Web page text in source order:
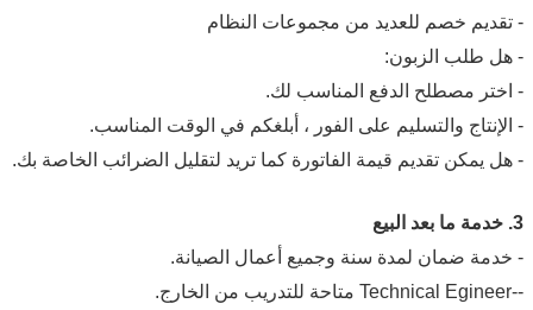
- تقديم خصم للعديد من مجموعات النظام
- هل طلب الزبون:
- اختر مصطلح الدفع المناسب لك.
- الإنتاج والتسليم على الفور ، أبلغكم في الوقت المناسب.
- هل يمكن تقديم قيمة الفاتورة كما تريد لتقليل الضرائب الخاصة بك.
3. خدمة ما بعد البيع
- خدمة ضمان لمدة سنة وجميع أعمال الصيانة.
--Technical Egineer متاحة للتدريب من الخارج.